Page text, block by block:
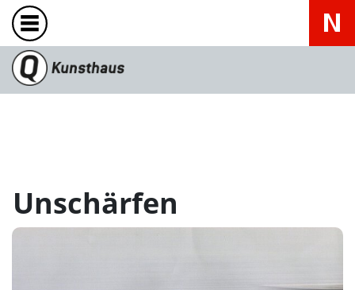
Unschärfen